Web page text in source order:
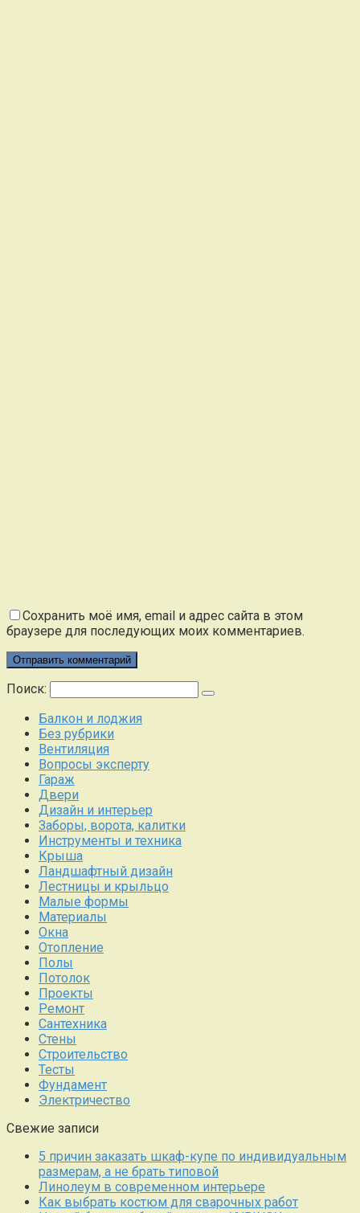
Сохранить моё имя, email и адрес сайта в этом
браузере для последующих моих комментариев.
Поиск:
Балкон и лоджия
Без рубрики
Вентиляция
Вопросы эксперту
Гараж
Двери
Дизайн и интерьер
Заборы, ворота, калитки
Инструменты и техника
Крыша
Ландшафтный дизайн
Лестницы и крыльцо
Малые формы
Материалы
Окна
Отопление
Полы
Потолок
Проекты
Ремонт
Сантехника
Стены
Строительство
Тесты
Фундамент
Электричество
Свежие записи
5 причин заказать шкаф-купе по индивидуальным
размерам, а не брать типовой
Линолеум в современном интерьере
Как выбрать костюм для сварочных работ